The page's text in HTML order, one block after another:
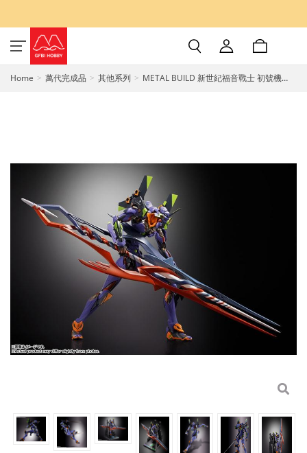
Home 萬代完成品 其他系列
METAL BUILD 新世紀福音戰士 初號機